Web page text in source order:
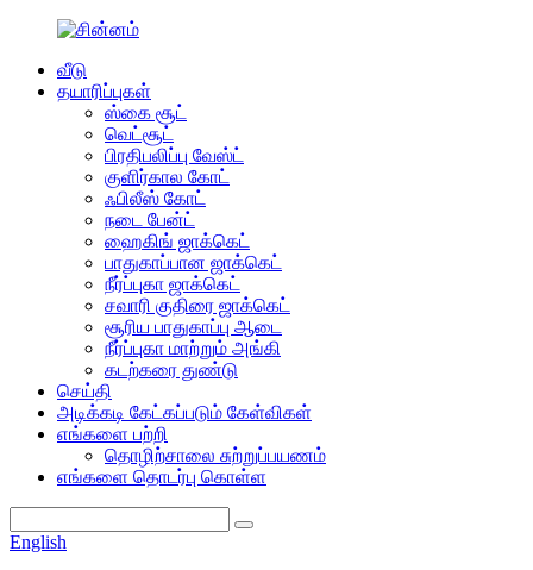
வீடு
தயாரிப்புகள்
ஸ்கை சூட்
வெட்சூட்
பிரதிபலிப்பு வேஸ்ட்
குளிர்கால கோட்
ஃபிலீஸ் கோட்
நடை பேன்ட்
ஹைகிங் ஜாக்கெட்
பாதுகாப்பான ஜாக்கெட்
நீர்ப்புகா ஜாக்கெட்
சவாரி குதிரை ஜாக்கெட்
சூரிய பாதுகாப்பு ஆடை
நீர்ப்புகா மாற்றும் அங்கி
கடற்கரை துண்டு
செய்தி
அடிக்கடி கேட்கப்படும் கேள்விகள்
எங்களை பற்றி
தொழிற்சாலை சுற்றுப்பயணம்
எங்களை தொடர்பு கொள்ள
English